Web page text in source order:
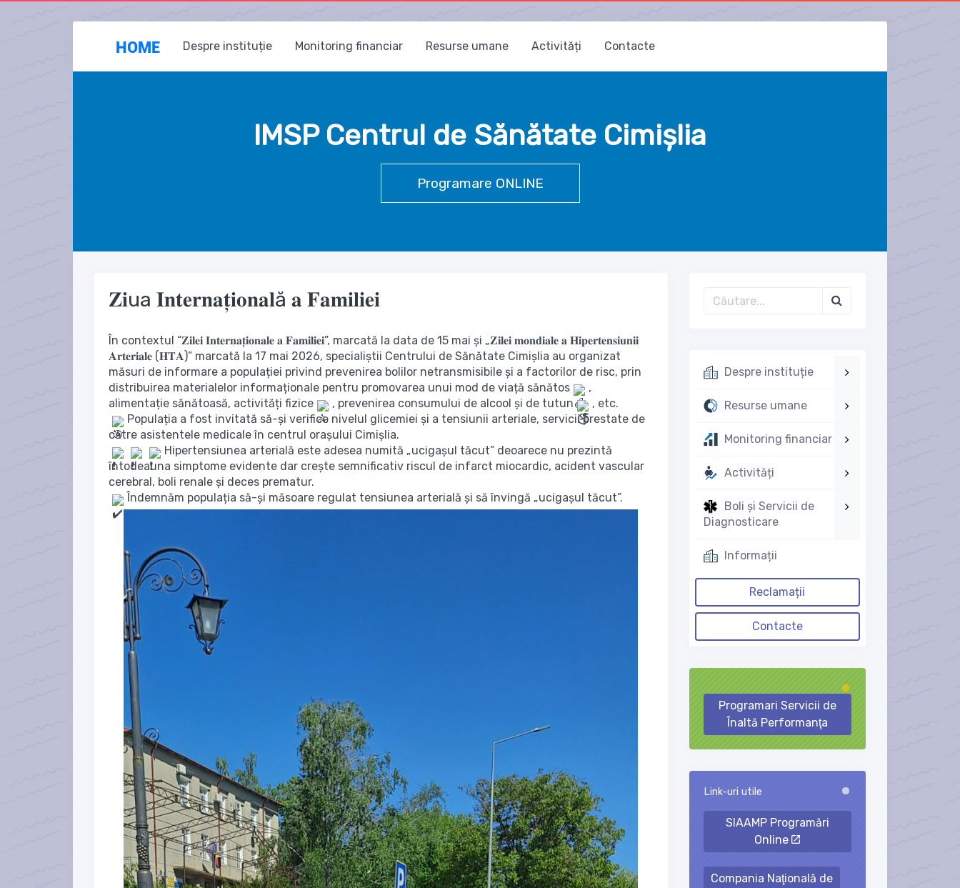
HOME Despre instituție Monitoring financiar Resurse umane Activități Contacte
IMSP Centrul de Sănătate Cimișlia
Programare ONLINE
𝐙𝐢ua 𝐈𝐧𝐭𝐞𝐫𝐧𝐚𝐭̦𝐢𝐨𝐧𝐚𝐥ă 𝐚 𝐅𝐚𝐦𝐢𝐥𝐢𝐞𝐢
În contextul “𝐙𝐢𝐥𝐞𝐢 𝐈𝐧𝐭𝐞𝐫𝐧𝐚𝐭̦𝐢𝐨𝐧𝐚𝐥𝐞 𝐚 𝐅𝐚𝐦𝐢𝐥𝐢𝐞𝐢”, marcată la data de 15 mai și „𝐙𝐢𝐥𝐞𝐢 𝐦𝐨𝐧𝐝𝐢𝐚𝐥𝐞 𝐚 𝐇𝐢𝐩𝐞𝐫𝐭𝐞𝐧𝐬𝐢𝐮𝐧𝐢𝐢
𝐀𝐫𝐭𝐞𝐫𝐢𝐚𝐥𝐞 (𝐇𝐓𝐀)” marcată la 17 mai 2026, specialiștii Centrului de Sănătate Cimișlia au organizat
măsuri de informare a populației privind prevenirea bolilor netransmisibile și a factorilor de risc, prin
distribuirea materialelor informaționale pentru promovarea unui mod de viață sănătos
,
alimentație sănătoasă, activități fizice
, prevenirea consumului de alcool și de tutun
, etc.
Populația a fost invitată să-și verifice nivelul glicemiei și a tensiunii arteriale, servicii prestate de
către asistentele medicale în centrul orașului Cimișlia.
Hipertensiunea arterială este adesea numită „ucigașul tăcut” deoarece nu prezintă
întodeauna simptome evidente dar crește semnificativ riscul de infarct miocardic, acident vascular
cerebral, boli renale și deces prematur.
Îndemnăm populația să-și măsoare regulat tensiunea arterială și să învingă „ucigașul tăcut”.
Despre instituție
Resurse umane
Monitoring financiar
Activități
Boli și Servicii de
Diagnosticare
Informații
Reclamații
Contacte
Programari Servicii de
Înaltă Performanţa
Link-uri utile
SIAAMP Programări
Online
Compania Naţională de